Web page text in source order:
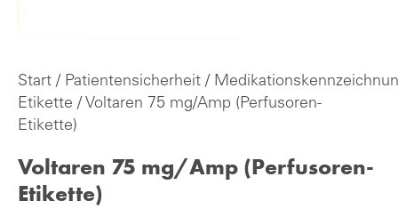
Start / Patientensicherheit /
Etikette / Voltaren 75 mg/Amp (Perfusoren-
Etikette)
Voltaren 75 mg/Amp (Perfusoren-
Etikette)